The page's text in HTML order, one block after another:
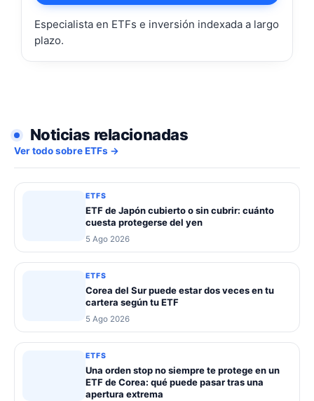
Especialista en ETFs e inversión indexada a largo
plazo.
Noticias relacionadas
Ver todo sobre ETFs →
ETFS
ETF de Japón cubierto o sin cubrir: cuánto
cuesta protegerse del yen
5 Ago 2026
ETFS
Corea del Sur puede estar dos veces en tu
cartera según tu ETF
5 Ago 2026
ETFS
Una orden stop no siempre te protege en un
ETF de Corea: qué puede pasar tras una
apertura extrema